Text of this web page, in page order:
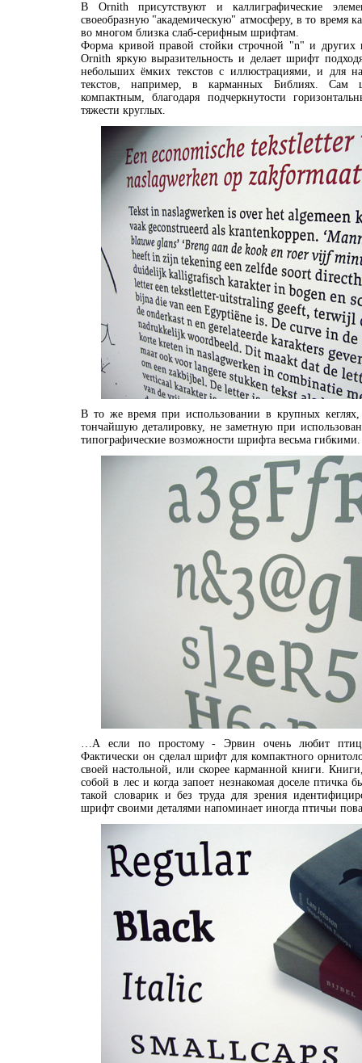
В Ornith присутствуют и каллиграфические
своеобразную "академическую" атмосферу, в то время
во многом близка слаб-серифным шрифтам.
Форма кривой правой стойки строчной "n" и других
Ornith яркую выразительность и делает шрифт
небольших ёмких текстов с иллюстрациями, и для
текстов, например, в карманных Библиях. Сам
компактным, благодаря подчеркнутости
тяжести круглых.
В то же время при использовании в крупных
тончайшую деталировку, не заметную при
типографические возможности шрифта весьма гибкими.
…А если по простому - Эрвин очень любит птиц
Фактически он сделал шрифт для компактного
своей настольной, или скорее карманной книги.
собой в лес и когда запоет незнакомая доселе птичка
такой словарик и без труда для зрения
шрифт своими деталями напоминает иногда птичьи